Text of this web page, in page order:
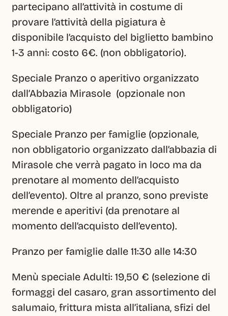
partecipano all’attività in costume di
provare l’attività della pigiatura è
disponibile l’acquisto del biglietto bambino
1-3 anni: costo 6€. (non obbligatorio).
Speciale Pranzo o aperitivo organizzato
dall’Abbazia Mirasole  (opzionale non
obbligatorio)
Speciale Pranzo per famiglie (opzionale,
non obbligatorio organizzato dall’abbazia di
Mirasole che verrà pagato in loco ma da
prenotare al momento dell’acquisto
dell’evento). Oltre al pranzo, sono previste
merende e aperitivi (da prenotare al
momento dell’acquisto dell’evento).
Pranzo per famiglie dalle 11:30 alle 14:30
Menù speciale Adulti: 19,50 € (selezione di
formaggi del casaro, gran assortimento del
salumaio, frittura mista all’italiana, sfizi del